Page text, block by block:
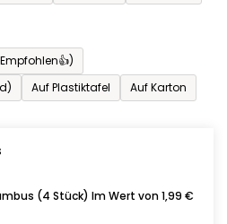
Auf Plastiktafel Auf Karton
(4 Stück) Im Wert von 1,99 €